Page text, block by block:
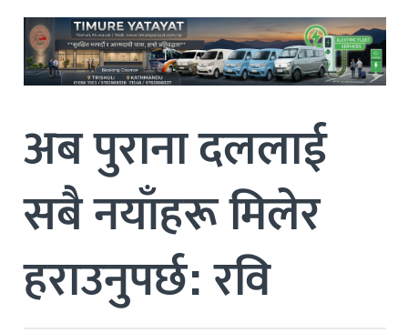
अब पुराना दललाई
सबै नयाँहरू मिलेर
हराउनुपर्छ: रवि